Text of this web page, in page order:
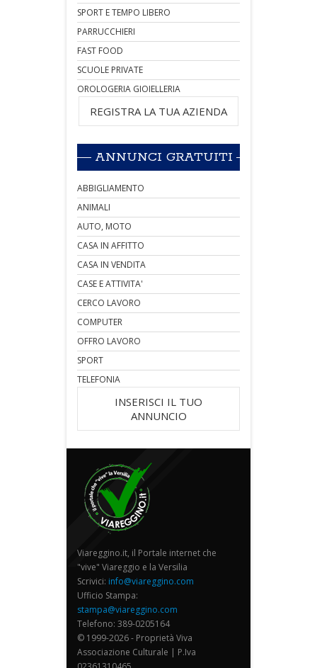
SPORT E TEMPO LIBERO
PARRUCCHIERI
FAST FOOD
SCUOLE PRIVATE
OROLOGERIA GIOIELLERIA
REGISTRA LA TUA AZIENDA
ANNUNCI GRATUITI
ABBIGLIAMENTO
ANIMALI
AUTO, MOTO
CASA IN AFFITTO
CASA IN VENDITA
CASE E ATTIVITA'
CERCO LAVORO
COMPUTER
OFFRO LAVORO
SPORT
TELEFONIA
INSERISCI IL TUO
ANNUNCIO
Viareggino.it, il Portale internet che
"vive" Viareggio e la Versilia
Scrivici: info@viareggino.com
Ufficio Stampa:
stampa@viareggino.com
Telefono: 389-0205164
© 1999-2026 - Proprietà Viva
Associazione Culturale | P.Iva